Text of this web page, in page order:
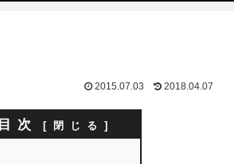
2015.07.03 2018.04.07
目次